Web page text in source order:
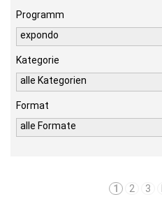
Programm
expondo
Kategorie
alle Kategorien
Format
alle Formate
1 2 3